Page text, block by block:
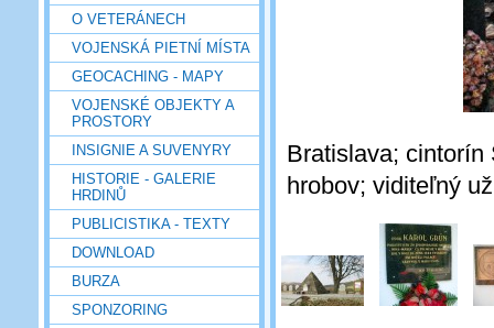
O VETERÁNECH
VOJENSKÁ PIETNÍ MÍSTA
GEOCACHING - MAPY
VOJENSKÉ OBJEKTY A
PROSTORY
INSIGNIE A SUVENYRY
HISTORIE - GALERIE
HRDINŮ
PUBLICISTIKA - TEXTY
DOWNLOAD
BURZA
SPONZORING
Bratislava; cintorín
hrobov; viditeľný